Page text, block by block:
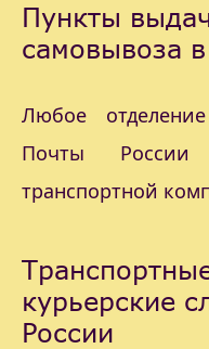
Пункты
самовывоза
Любое
Почты
транспортной
курьерские
России